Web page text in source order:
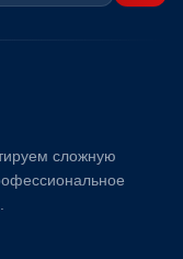
сложную